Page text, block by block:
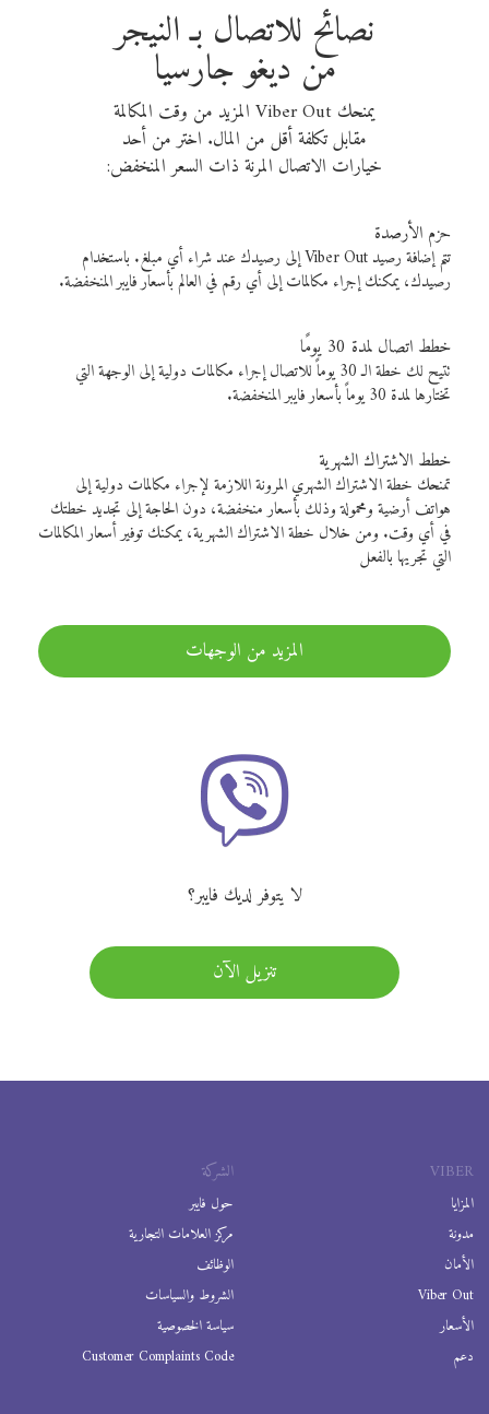
نصائح للاتصال بـ النيجر
من ديغو جارسيا
يمنحك Viber Out المزيد من وقت المكالمة
مقابل تكلفة أقل من المال. اختر من أحد
خيارات الاتصال المرنة ذات السعر المنخفض:
حزم الأرصدة
تتم إضافة رصيد Viber Out إلى رصيدك عند شراء أي مبلغ. باستخدام
رصيدك، يمكنك إجراء مكالمات إلى أي رقم في العالم بأسعار فايبر المنخفضة.
خطط اتصال لمدة 30 يومًا
تتيح لك خطة الـ 30 يوماً للاتصال إجراء مكالمات دولية إلى الوجهة التي
تختارها لمدة 30 يوماً بأسعار فايبر المنخفضة.
خطط الاشتراك الشهرية
تمنحك خطة الاشتراك الشهري المرونة اللازمة لإجراء مكالمات دولية إلى
هواتف أرضية ومحمولة وذلك بأسعار منخفضة، دون الحاجة إلى تجديد خطتك
في أي وقت. ومن خلال خطة الاشتراك الشهرية، يمكنك توفير أسعار المكالمات
التي تجريها بالفعل
المزيد من الوجهات
لا يتوفر لديك فايبر؟
تنزيل الآن
VIBER
المزايا
مدونة
الأمان
Viber Out
الأسعار
دعم
الشركة
حول فايبر
مركز العلامات التجارية
الوظائف
الشروط والسياسات
سياسة الخصوصية
Customer Complaints Code